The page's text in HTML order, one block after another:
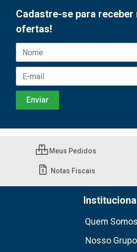
Cadastre-se para receber
ofertas!
Meus Pedidos
Notas Fiscais
Quem Somos
Nosso Grupo